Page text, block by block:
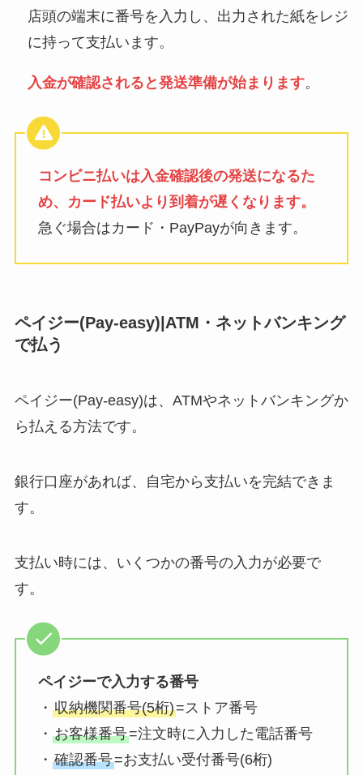
店頭の端末に番号を入力し、出力された紙をレジ
に持って支払います。
入金が確認されると発送準備が始まります。
コンビニ払いは入金確認後の発送になるた
め、カード払いより到着が遅くなります。
急ぐ場合はカード・PayPayが向きます。
ペイジー(Pay-easy)|ATM・ネットバンキング
で払う
ペイジー(Pay-easy)は、ATMやネットバンキングか
ら払える方法です。
銀行口座があれば、自宅から支払いを完結できま
す。
支払い時には、いくつかの番号の入力が必要で
す。
ペイジーで入力する番号
・ 収納機関番号(5桁)=ストア番号
・ お客様番号=注文時に入力した電話番号
・ 確認番号=お支払い受付番号(6桁)